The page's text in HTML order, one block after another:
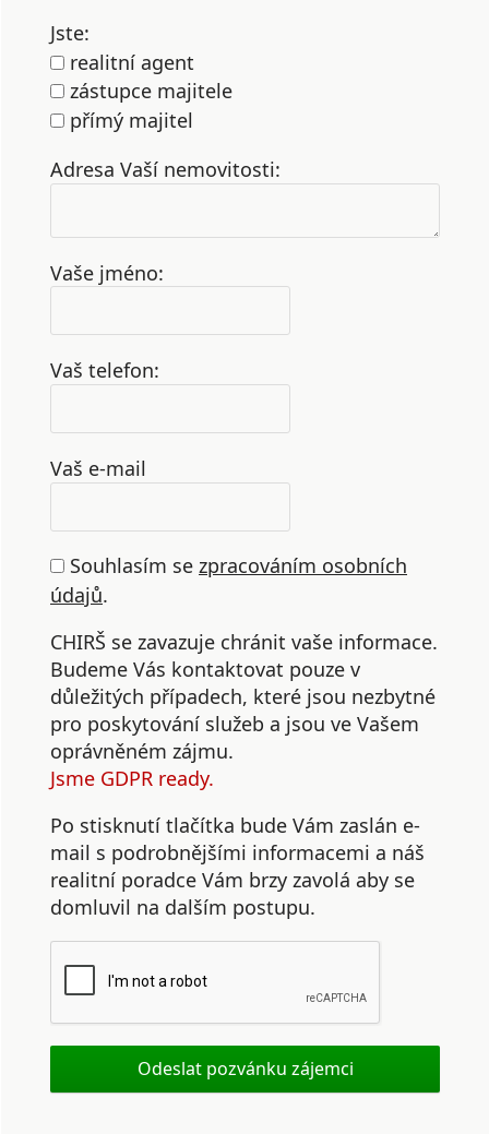
Jste:
realitní agent
zástupce majitele
přímý majitel
Adresa Vaší nemovitosti:
Vaše jméno:
Vaš telefon:
Vaš e-mail
Souhlasím se zpracováním osobních
údajů.
CHIRŠ se zavazuje chránit vaše informace.
Budeme Vás kontaktovat pouze v
důležitých případech, které jsou nezbytné
pro poskytování služeb a jsou ve Vašem
oprávněném zájmu.
Jsme GDPR ready.
Po stisknutí tlačítka bude Vám zaslán e-
mail s podrobnějšími informacemi a náš
realitní poradce Vám brzy zavolá aby se
domluvil na dalším postupu.